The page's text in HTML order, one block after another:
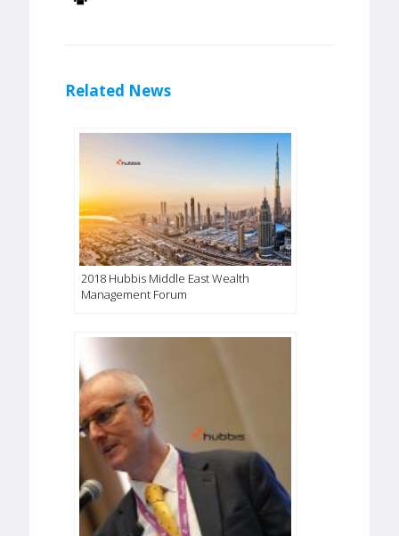
Related News
2018 Hubbis Middle East Wealth
Management Forum